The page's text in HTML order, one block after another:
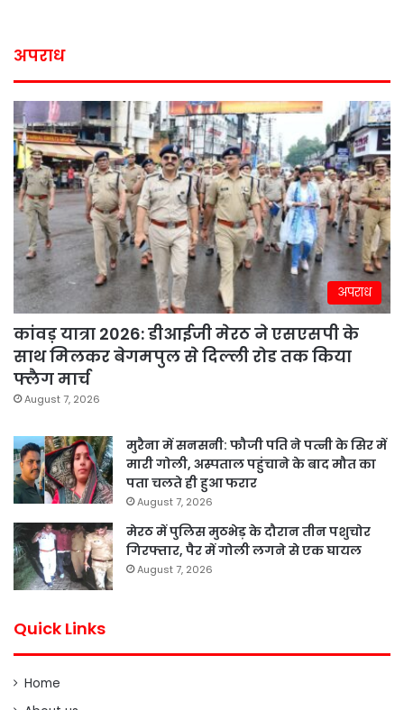
अपराध
अपराध
कांवड़ यात्रा 2026: डीआईजी मेरठ ने एसएसपी के
साथ मिलकर बेगमपुल से दिल्ली रोड तक किया
फ्लैग मार्च
August 7, 2026
मुरैना में सनसनी: फौजी पति ने पत्नी के सिर में
मारी गोली, अस्पताल पहुंचाने के बाद मौत का
पता चलते ही हुआ फरार
August 7, 2026
मेरठ में पुलिस मुठभेड़ के दौरान तीन पशुचोर
गिरफ्तार, पैर में गोली लगने से एक घायल
August 7, 2026
Quick Links
Home